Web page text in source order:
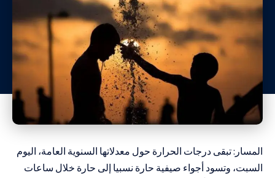
المسار: تبقى درجات الحرارة حول معدلاتها السنوية العامة، اليوم
السبت، وتسود أجواء صيفية حارة نسبيا إلى حارة خلال ساعات